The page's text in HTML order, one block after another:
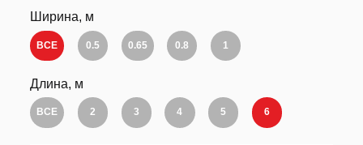
Ширина, м
ВСЕ 0.5 0.65 0.8 1
Длина, м
ВСЕ 2 3 4 5 6